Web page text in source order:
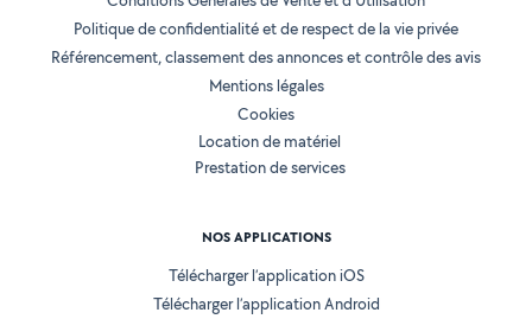
Politique de confidentialité et de respect de la vie privée
Référencement, classement des annonces et contrôle des avis
Mentions légales
Cookies
Location de matériel
Prestation de services
NOS APPLICATIONS
Télécharger l’application iOS
Télécharger l’application Android